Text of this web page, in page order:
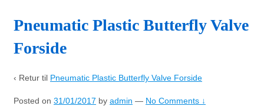
Pneumatic Plastic Butterfly Valve
Forside
‹ Retur til Pneumatic Plastic Butterfly Valve Forside
Posted on 31/01/2017 by admin — No Comments ↓